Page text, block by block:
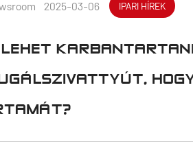
2025-03-06 IPARI HÍREK
LEHET